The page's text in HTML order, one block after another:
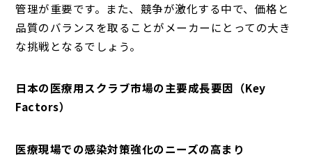
管理が重要です。また、競争が激化する中で、価格と
品質のバランスを取ることがメーカーにとっての大き
な挑戦となるでしょう。
日本の医療用スクラブ市場の主要成長要因（Key
Factors）
医療現場での感染対策強化のニーズの高まり